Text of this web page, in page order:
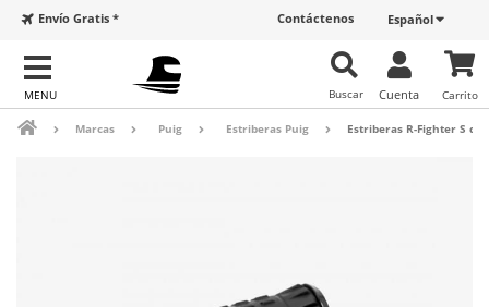
Español
Contáctenos
Envío Gratis *
Carrito
Cuenta
Buscar
Marcas Puig Estriberas Puig Estriberas R-Fighter S